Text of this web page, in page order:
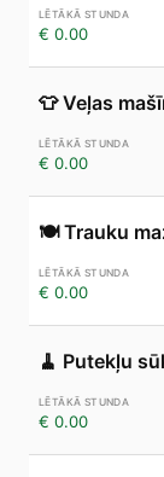
€ 0.00
👕 Veļas
€ 0.00
🍽️ Trauku
€ 0.00
🧹 Putekļu
€ 0.00